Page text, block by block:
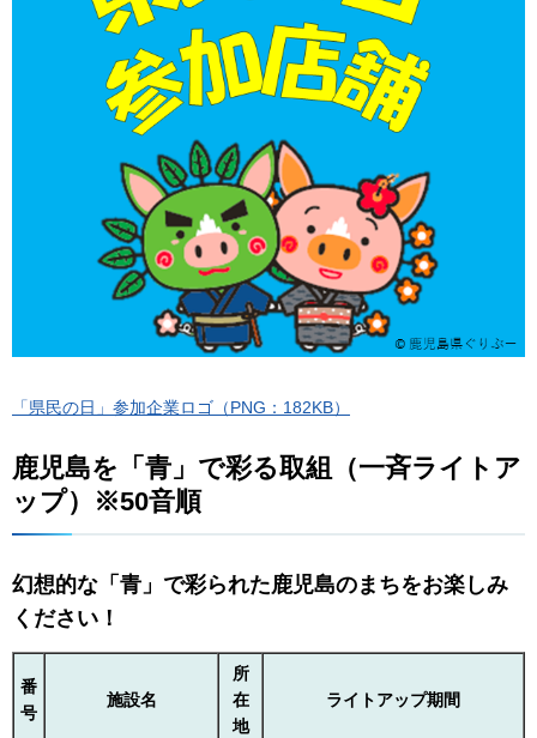
「県民の日」参加企業ロゴ（PNG：182KB）
鹿児島を「青」で彩る取組（一斉ライトア
ップ）※50音順
幻想的な「青」で彩られた鹿児島のまちをお楽しみ
ください！
番
号
施設名
所
在
地
ライトアップ期間